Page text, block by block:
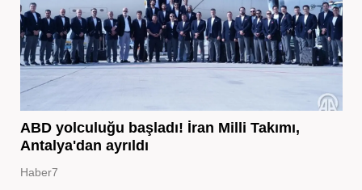
ABD yolculuğu başladı! İran Milli Takımı,
Antalya'dan ayrıldı
Haber7